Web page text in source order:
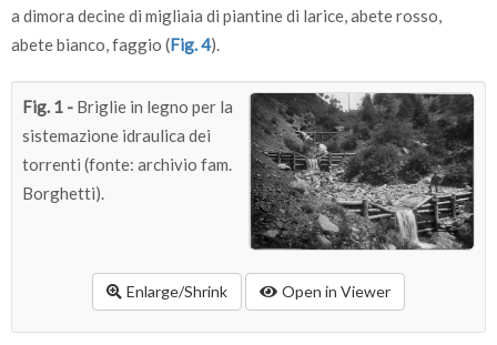
a dimora decine di migliaia di piantine di larice, abete rosso,
abete bianco, faggio (Fig. 4).
Fig. 1 - Briglie in legno per la
sistemazione idraulica dei
torrenti (fonte: archivio fam.
Borghetti).
Enlarge/Shrink Open in Viewer